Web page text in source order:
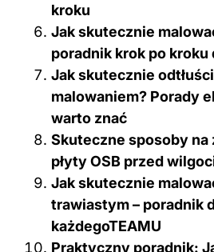
kroku
Jak skutecznie
poradnik krok po
Jak skutecznie
malowaniem? Porady
warto znać
Skuteczne sposoby na
płyty OSB przed
Jak skutecznie
trawiastym – poradnik
każdegoTEAMU
Praktyczny poradnik: